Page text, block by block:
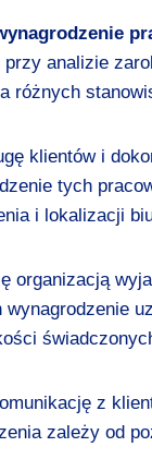
analizie
różnych
klientów i
tych
i lokalizacji
organizacją
z
zależy od